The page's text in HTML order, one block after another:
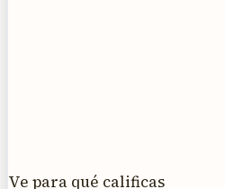
Ve para qué calificas